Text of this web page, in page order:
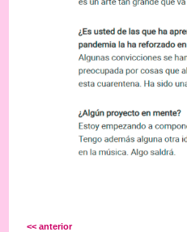
<< anterior